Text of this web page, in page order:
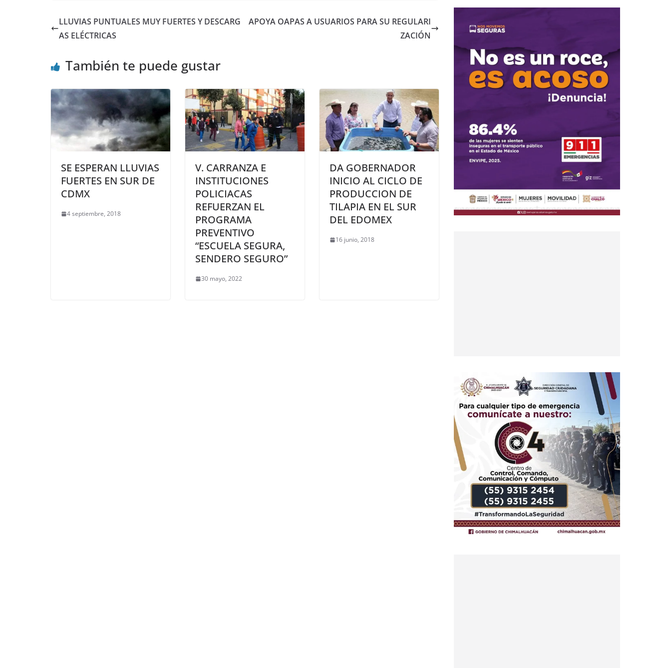
LLUVIAS PUNTUALES MUY FUERTES Y DESCARG
AS ELÉCTRICAS
APOYA OAPAS A USUARIOS PARA SU REGULARI
ZACIÓN
También te puede gustar
SE ESPERAN LLUVIAS
FUERTES EN SUR DE
CDMX
4 septiembre, 2018
V. CARRANZA E
INSTITUCIONES
POLICIACAS
REFUERZAN EL
PROGRAMA
PREVENTIVO
“ESCUELA SEGURA,
SENDERO SEGURO”
30 mayo, 2022
DA GOBERNADOR
INICIO AL CICLO DE
PRODUCCION DE
TILAPIA EN EL SUR
DEL EDOMEX
16 junio, 2018